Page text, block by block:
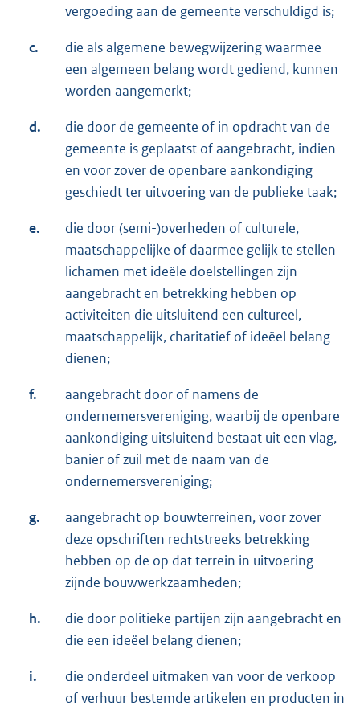
vergoeding aan de gemeente verschuldigd is;
c.
die als algemene bewegwijzering waarmee
een algemeen belang wordt gediend, kunnen
worden aangemerkt;
d.
die door de gemeente of in opdracht van de
gemeente is geplaatst of aangebracht, indien
en voor zover de openbare aankondiging
geschiedt ter uitvoering van de publieke taak;
e.
die door (semi-)overheden of culturele,
maatschappelijke of daarmee gelijk te stellen
lichamen met ideële doelstellingen zijn
aangebracht en betrekking hebben op
activiteiten die uitsluitend een cultureel,
maatschappelijk, charitatief of ideëel belang
dienen;
f.
aangebracht door of namens de
ondernemersvereniging, waarbij de openbare
aankondiging uitsluitend bestaat uit een vlag,
banier of zuil met de naam van de
ondernemersvereniging;
g.
aangebracht op bouwterreinen, voor zover
deze opschriften rechtstreeks betrekking
hebben op de op dat terrein in uitvoering
zijnde bouwwerkzaamheden;
h.
die door politieke partijen zijn aangebracht en
die een ideëel belang dienen;
i.
die onderdeel uitmaken van voor de verkoop
of verhuur bestemde artikelen en producten in